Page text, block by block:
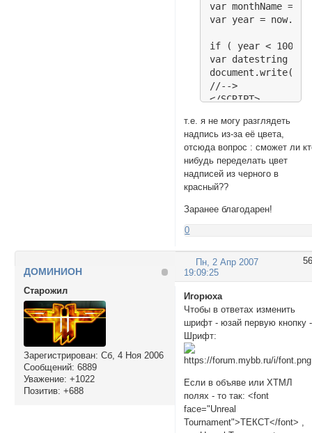
var monthName =
var year =
if ( year < 1000 )
var datestring =
//-->
</SCRIPT>
т.е. я не могу разглядеть
надпись из-за её цвета,
отсюда вопрос : сможет ли
нибудь переделать цвет
надписей из черного в
красный??
Заранее благодарен!
0
56
Пн, 2 Апр 2007
19:09:25
ДОМИНИОН
Cтарожил
Зарегистрирован: Сб, 4 Ноя 2006
Сообщений: 6889
Уважение: +1022
Позитив: +688
Игорюха
Чтобы в ответах изменить
шрифт - юзай первую кнопку -
Шрифт:
Если в объяве или ХТМЛ
полях - то так: <font
face="Unreal
Tournament">ТЕКСТ</font> ,